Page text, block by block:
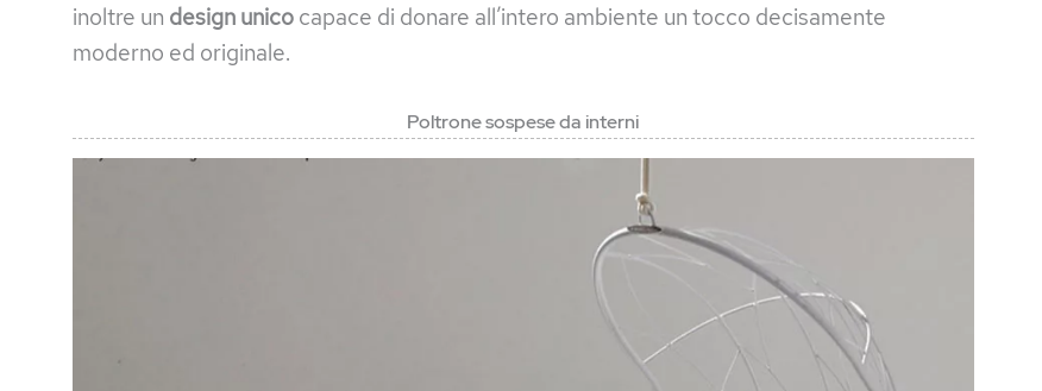
inoltre un design unico capace di donare all’intero ambiente un tocco decisamente
moderno ed originale.
Poltrone sospese da interni